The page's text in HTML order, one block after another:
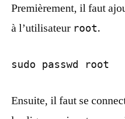
Premièrement, il faut
à l’utilisateur root.
sudo passwd root
Ensuite, il faut se